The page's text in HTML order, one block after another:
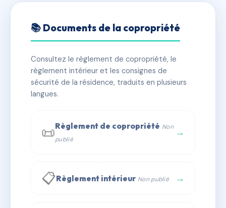
33-35, rue Joseph Brenier
✓ Immatriculée 🏠 4 lots 🏗 1 bâtiment(s)
📞 Contacter Syndic Digital
📚 Documents de la copropriété
Consultez le règlement de copropriété, le
règlement intérieur et les consignes de
sécurité de la résidence, traduits en plusieurs
langues.
📜Règlement de copropriété Non
publié
→
📋Règlement intérieur Non publié →